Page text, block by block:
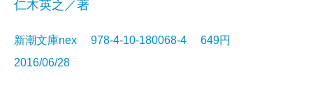
仁木英之／著
新潮文庫nex 978-4-10-180068-4 649円
2016/06/28